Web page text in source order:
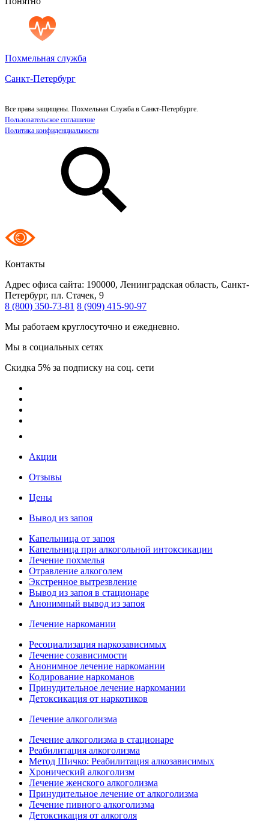
Похмельная служба
Санкт-Петербург
Все права защищены. Похмельная Служба в Санкт-Петербурге.
Пользовательское соглашение
Политика конфиденциальности
Контакты
Адрес офиса сайта: 190000, Ленинградская область, Санкт-
Петербург, пл. Стачек, 9
8 (800) 350-73-81 8 (909) 415-90-97
Мы работаем круглосуточно и ежедневно.
Мы в социальных сетях
Скидка 5% за подписку на соц. сети
Акции
Отзывы
Цены
Вывод из запоя
Капельница от запоя
Капельница при алкогольной интоксикации
Лечение похмелья
Отравление алкоголем
Экстренное вытрезвление
Вывод из запоя в стационаре
Анонимный вывод из запоя
Лечение наркомании
Ресоциализация наркозависимых
Лечение созависимости
Анонимное лечение наркомании
Кодирование наркоманов
Принудительное лечение наркомании
Детоксикация от наркотиков
Лечение алкоголизма
Лечение алкоголизма в стационаре
Реабилитация алкоголизма
Метод Шичко: Реабилитация алкозависимых
Хронический алкоголизм
Лечение женского алкоголизма
Принудительное лечение от алкоголизма
Лечение пивного алкоголизма
Детоксикация от алкоголя